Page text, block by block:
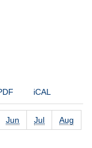
iCAL
Jun Jul Aug